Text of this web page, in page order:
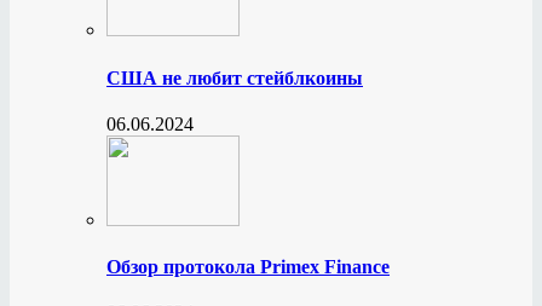
США не любит стейблкоины
06.06.2024
Обзор протокола Primex Finance